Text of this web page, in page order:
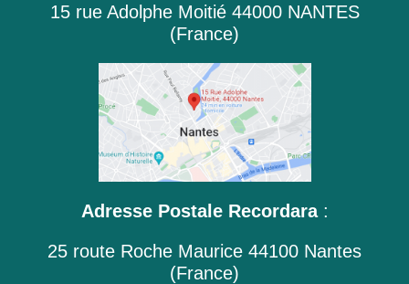
15 rue Adolphe Moitié 44000 NANTES
(France)
Adresse Postale Recordara:
25 route Roche Maurice 44100 Nantes
(France)